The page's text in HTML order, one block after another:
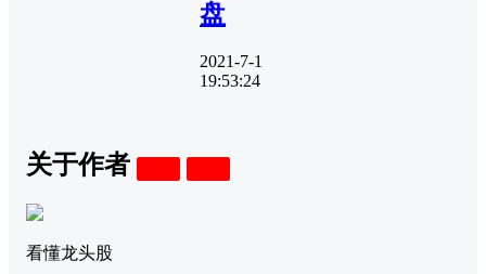
盘
2021-7-1
19:53:24
关于作者
看懂龙头股